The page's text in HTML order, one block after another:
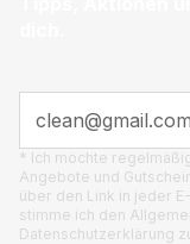
* Ich möchte
Angebote und
über den Link in jeder
stimme ich den
Datenschutzerklärung